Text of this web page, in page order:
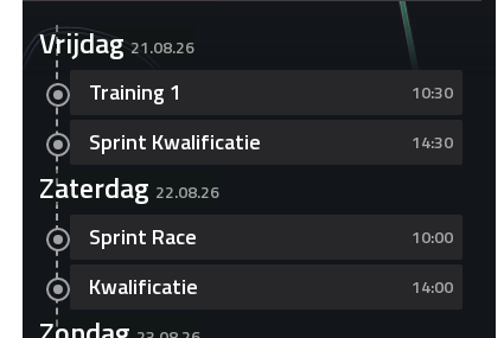
Vrijdag 21.08.26
Training 1 10:30
Sprint Kwalificatie 14:30
Zaterdag 22.08.26
Sprint Race 10:00
Kwalificatie 14:00